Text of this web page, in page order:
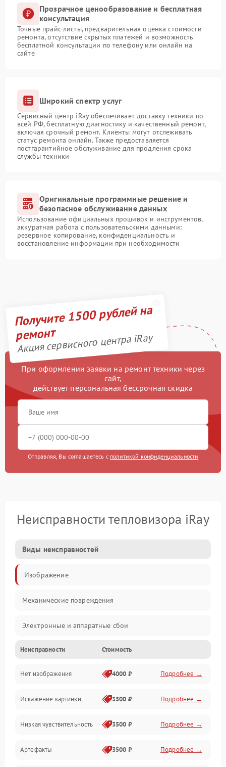
Прозрачное ценообразование и бесплатная
консультация
Точные прайс-листы, предварительная оценка стоимости
ремонта, отсутствие скрытых платежей и возможность
бесплатной консультации по телефону или онлайн на
сайте
Широкий спектр услуг
Сервисный центр iRay обеспечивает доставку техники по
всей РФ, бесплатную диагностику и качественный ремонт,
включая срочный ремонт. Клиенты могут отслеживать
статус ремонта онлайн. Также предоставляется
постгарантийное обслуживание для продления срока
службы техники
Оригинальные программные решение и
безопасное обслуживание данных
Использование официальных прошивок и инструментов,
аккуратная работа с пользовательскими данными:
резервное копирование, конфиденциальность и
восстановление информации при необходимости
Получите 1500 рублей на
ремонт
Акция сервисного центра iRay
При оформлении заявки на ремонт техники через
сайт,
действует персональная бессрочная скидка
Отправляя, Вы соглашаетесь с политикой конфиденциальности
Неисправности тепловизора iRay
Виды неисправностей
Изображение
Механические повреждения
Электронные и аппаратные сбои
Неисправности сенсора и оптики
Программные ошибки
Электропитание
Измерения
Матрица
Неисправности Стоимость
Нет изображения 4000 ₽ Подробнее →
Искажение картинки 3500 ₽ Подробнее →
Низкая чувствительность 3500 ₽ Подробнее →
Артефакты 3500 ₽ Подробнее →